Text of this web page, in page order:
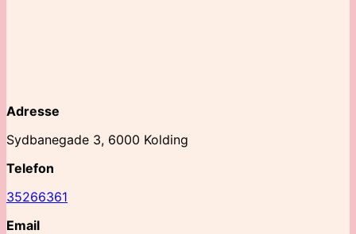
Adresse
Sydbanegade 3, 6000 Kolding
Telefon
35266361
Email